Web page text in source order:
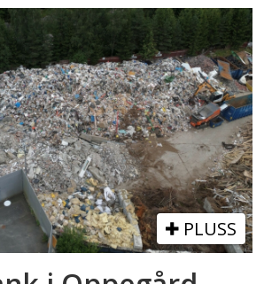
PLUSS